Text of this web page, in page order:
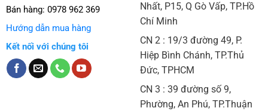
Bán hàng: 0978 962 369
Hướng dẫn mua hàng
Kết nối với chúng tôi
Nhất, P15, Q Gò Vấp, TP.Hồ
Chí Minh
CN 2 : 19/3 đường 49, P.
Hiệp Bình Chánh, TP.Thủ
Đức, TPHCM
CN 3 : 39 đường số 9,
Phường, An Phú, TP.Thuận